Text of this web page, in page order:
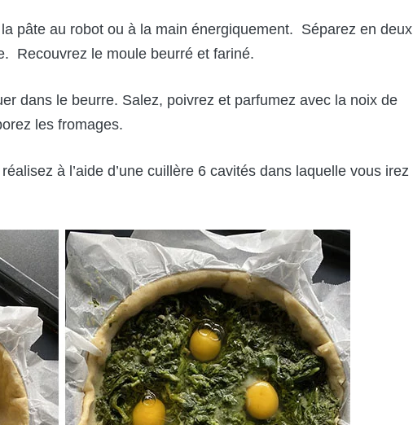
pâte au robot ou à la main énergiquement. Séparez en deux
Recouvrez le moule beurré et fariné.
dans le beurre. Salez, poivrez et parfumez avec la noix de
les fromages.
à l’aide d’une cuillère 6 cavités dans laquelle vous irez